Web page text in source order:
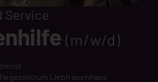
Service
(m/w/d)
Liebfrauenhaus